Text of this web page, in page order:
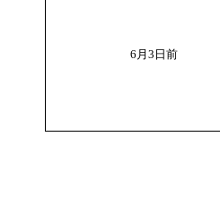
6 月 3 日前